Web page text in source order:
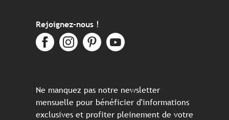
Rejoignez-nous !
Ne manquez pas notre newsletter
mensuelle pour bénéficier d'informations
exclusives et profiter pleinement de votre